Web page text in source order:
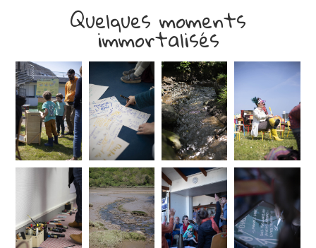
Quelques moments
immortalisés